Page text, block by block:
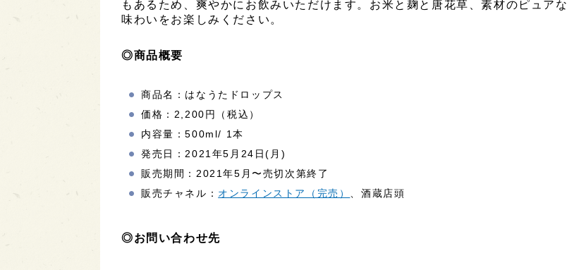
もあるため、爽やかにお飲みいただけます。お米と麹と唐花草、素材のピュアな
味わいをお楽しみください。
◎商品概要
商品名：はなうたドロップス
価格：2,200円（税込）
内容量：500ml/ 1本
発売日：2021年5月24日(月)
販売期間：2021年5月〜売切次第終了
販売チャネル： オンラインストア（完売） 、酒蔵店頭
◎お問い合わせ先